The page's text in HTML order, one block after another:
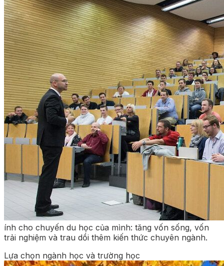
ính cho chuyến du học của mình: tăng vốn sống, vốn
trải nghiệm và trau dồi thêm kiến thức chuyên ngành.
Lựa chọn ngành học và trường học